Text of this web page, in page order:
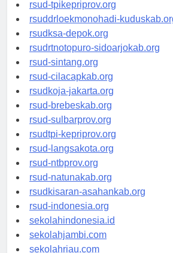
rsud-tpikepriprov.org
rsuddrloekmonohadi-kuduskab.org
rsudksa-depok.org
rsudrtnotopuro-sidoarjokab.org
rsud-sintang.org
rsud-cilacapkab.org
rsudkoja-jakarta.org
rsud-brebeskab.org
rsud-sulbarprov.org
rsudtpi-kepriprov.org
rsud-langsakota.org
rsud-ntbprov.org
rsud-natunakab.org
rsudkisaran-asahankab.org
rsud-indonesia.org
sekolahindonesia.id
sekolahjambi.com